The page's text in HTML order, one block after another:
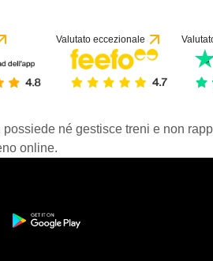
Valutato eccezionale
né gestisce treni e non
online.